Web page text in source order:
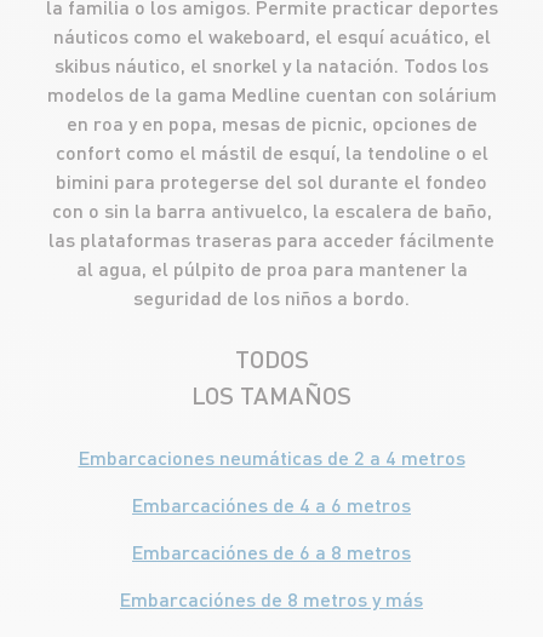
la familia o los amigos. Permite practicar deportes
náuticos como el wakeboard, el esquí acuático, el
skibus náutico, el snorkel y la natación. Todos los
modelos de la gama Medline cuentan con solárium
en roa y en popa, mesas de picnic, opciones de
confort como el mástil de esquí, la tendoline o el
bimini para protegerse del sol durante el fondeo
con o sin la barra antivuelco, la escalera de baño,
las plataformas traseras para acceder fácilmente
al agua, el púlpito de proa para mantener la
seguridad de los niños a bordo.
TODOS
LOS TAMAÑOS
Embarcaciones neumáticas de 2 a 4 metros
Embarcaciónes de 4 a 6 metros
Embarcaciónes de 6 a 8 metros
Embarcaciónes de 8 metros y más